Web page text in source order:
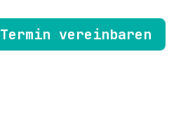
Termin vereinbaren